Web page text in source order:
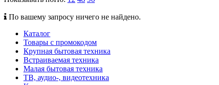
По вашему запросу ничего не найдено.
Каталог
Товары с промокодом
Крупная бытовая техника
Встраиваемая техника
Малая бытовая техника
ТВ, аудио-, видеотехника